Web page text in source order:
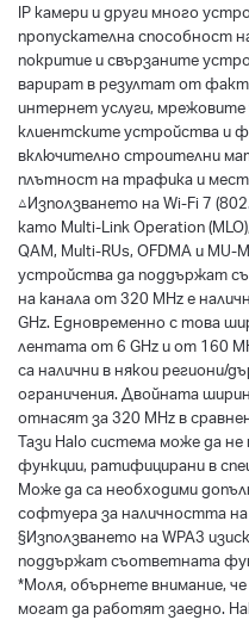
IP камери и други много
пропускателна способност
покритие и свързаните
варират в резултат от
интернет услуги, мрежовите
клиентските устройства и
включително строителни
плътност на трафика и
△Използването на Wi-Fi 7
като Multi-Link Operation
QAM, Multi-RUs, OFDMA и MU-
устройства да поддържат
на канала от 320 MHz е
GHz. Едновременно с това
лентата от 6 GHz и от 160
са налични в някои региони/
ограничения. Двойната
отнасят за 320 MHz в
Тази Halo система може да
функции, ратифицирани в
Може да са необходими
софтуера за наличността
§Използването на WPA3
поддържат съответната
*Моля, обърнете внимание,
могат да работят заедно.